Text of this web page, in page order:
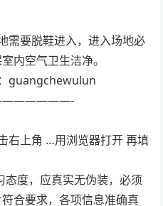
需要脱鞋进入，进入场地必
内空气卫生洁净。
guangchewulun
右上角 …用浏览器打开 再填
态度，应真实无伪装，必须
合要求，各项信息准确真